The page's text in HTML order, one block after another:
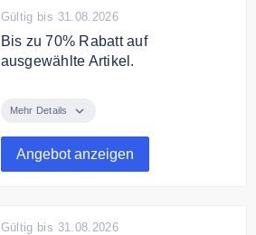
Gültig bis 31.08.2026
Bis zu 70% Rabatt auf
ausgewählte Artikel.
ausgewählte Artikel
Mehr Details
Angebot anzeigen
Gültig bis 31.08.2026